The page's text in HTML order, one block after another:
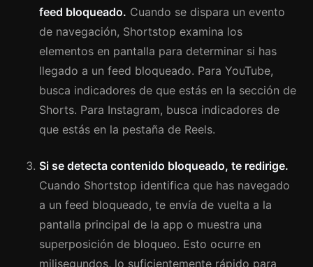
feed bloqueado. Cuando se dispara un evento
de navegación, Shortstop examina los
elementos en pantalla para determinar si has
llegado a un feed bloqueado. Para YouTube,
busca indicadores de que estás en la sección de
Shorts. Para Instagram, busca indicadores de
que estás en la pestaña de Reels.
Si se detecta contenido bloqueado, te redirige.
Cuando Shortstop identifica que has navegado
a un feed bloqueado, te envía de vuelta a la
pantalla principal de la app o muestra una
superposición de bloqueo. Esto ocurre en
milisegundos, lo suficientemente rápido para